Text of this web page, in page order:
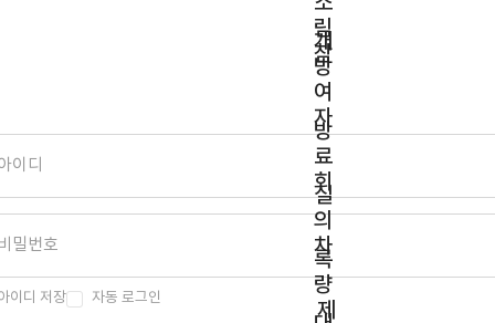
개
림
방
참
여
방
자
료
실
회
의
록
차
량
제
이디 저장 자동 로그인